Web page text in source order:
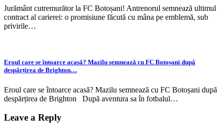
Jurământ cutremurător la FC Botoșani! Antrenorul semnează ultimul
contract al carierei: o promisiune făcută cu mâna pe emblemă, sub
privirile…
Eroul care se întoarce acasă? Mazilu semnează cu FC Botoșani după
despărțirea de Brighton…
Eroul care se întoarce acasă? Mazilu semnează cu FC Botoșani după
despărțirea de Brighton După aventura sa în fotbalul…
Leave a Reply